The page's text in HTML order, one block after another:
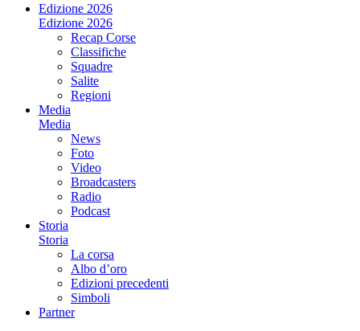
Edizione 2026
Edizione 2026
Recap Corse
Classifiche
Squadre
Salite
Regioni
Media
Media
News
Foto
Video
Broadcasters
Radio
Podcast
Storia
Storia
La corsa
Albo d’oro
Edizioni precedenti
Simboli
Partner